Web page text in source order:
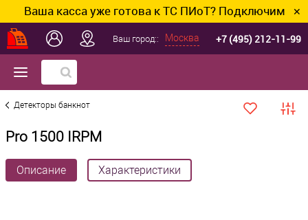
Ваша касса уже готова к ТС ПИоТ? Подключим и ✕
Ваш город:: Москва +7 (495) 212-11-99
Детекторы банкнот
Pro 1500 IRPM
Описание Характеристики